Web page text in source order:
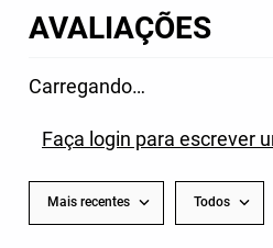
AVALIAÇÕES
Carregando…
Faça login para escrever
Mais recentes Todos